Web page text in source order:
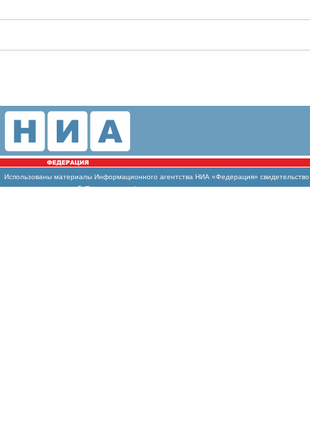
Использованы материалы Информационного агентства НИА «Федерация»
массовых коммуникаций (Роскомнадзор)